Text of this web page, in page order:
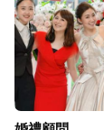
實。
從婚禮策劃
期待，將愛
子裡，我們
綻放在每一